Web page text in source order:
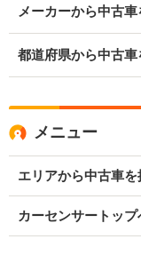
メーカーから中古
都道府県から中古車
メニュー
エリアから中古車を
カーセンサートップ